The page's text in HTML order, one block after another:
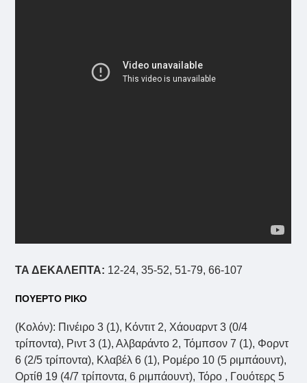
ΤΑ ΔΕΚΑΛΕΠΤΑ: 12-24, 35-52, 51-79, 66-107
ΠΟΥΕΡΤΟ ΡΙΚΟ
(Κολόν): Πινέιρο 3 (1), Κόντιτ 2, Χάουαρντ 3 (0/4
τρίποντα), Ριντ 3 (1), Αλβαράντο 2, Τόμπσον 7 (1), Φορντ
6 (2/5 τρίποντα), Κλαβέλ 6 (1), Ρομέρο 10 (5 ριμπάουντ),
Ορτίθ 19 (4/7 τρίποντα, 6 ριμπάουντ), Τόρο , Γουότερς 5